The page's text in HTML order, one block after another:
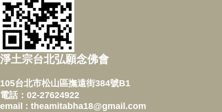
淨土宗台北弘願念佛會
105台北市松山區撫遠街384號B1
電話：02-27624922
email : theamitabha18@gmail.com